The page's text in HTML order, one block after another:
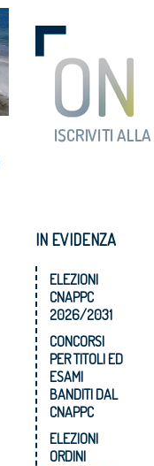
IN EVIDENZA
ELEZIONI
CNAPPC
2026/2031
CONCORSI
PER TITOLI ED
ESAMI
BANDITI DAL
CNAPPC
ELEZIONI
ORDINI